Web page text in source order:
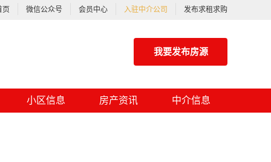
页 微信公众号 会员中心 入驻中介公司 发布求租求购
我要发布房源
小区信息 房产资讯 中介信息